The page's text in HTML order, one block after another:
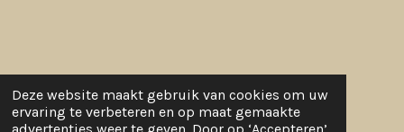
Deze website maakt gebruik van cookies om uw
ervaring te verbeteren en op maat gemaakte